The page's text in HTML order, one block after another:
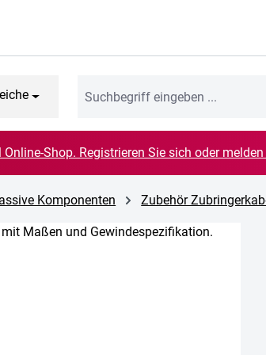
Shop. Registrieren Sie sich oder
Komponenten Zubehör